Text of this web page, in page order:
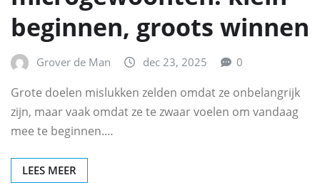
beginnen, groots winnen
Grover de Man dec 23, 2025 0
Grote doelen mislukken zelden omdat ze onbelangrijk
zijn, maar vaak omdat ze te zwaar voelen om vandaag
mee te beginnen.…
LEES MEER